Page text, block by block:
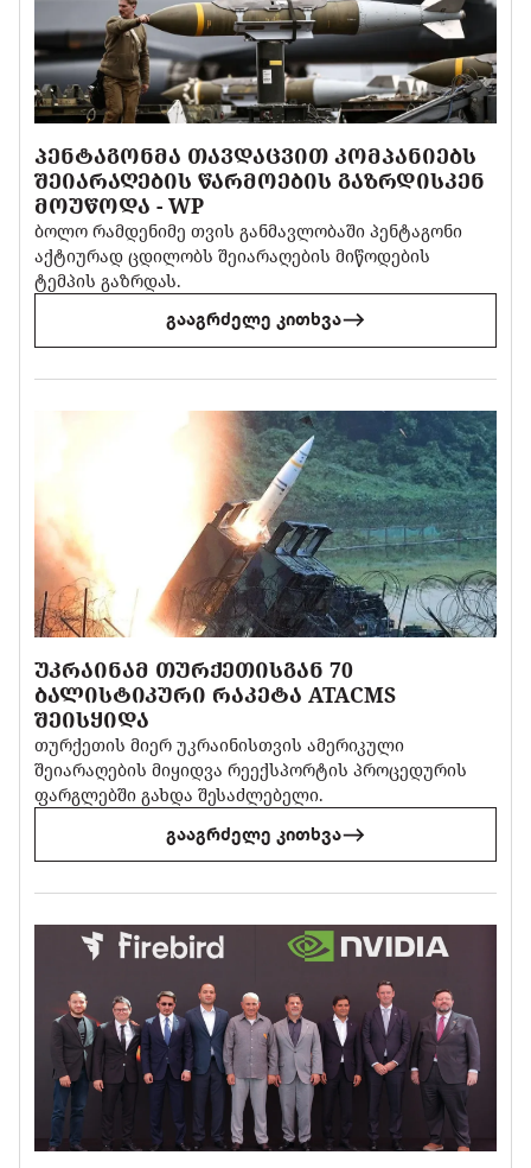
ᲞᲔᲜᲢᲐᲒᲝᲜᲛᲐ ᲗᲐᲕᲓᲐᲪᲕᲘᲗ ᲙᲝᲛᲞᲐᲜᲘᲔᲑᲡ
ᲨᲔᲘᲐᲠᲐᲦᲔᲑᲘᲡ ᲬᲐᲠᲛᲝᲔᲑᲘᲡ ᲒᲐᲖᲠᲓᲘᲡᲙᲔᲜ
ᲛᲝᲣᲬᲝᲓᲐ - WP
ბოლო რამდენიმე თვის განმავლობაში პენტაგონი
აქტიურად ცდილობს შეიარაღების მიწოდების
ტემპის გაზრდას.
გააგრძელე კითხვა
ᲣᲙᲠᲐᲘᲜᲐᲛ ᲗᲣᲠᲥᲔᲗᲘᲡᲒᲐᲜ 70
ᲑᲐᲚᲘᲡᲢᲘᲙᲣᲠᲘ ᲠᲐᲙᲔᲢᲐ ATACMS
ᲨᲔᲘᲡᲧᲘᲓᲐ
თურქეთის მიერ უკრაინისთვის ამერიკული
შეიარაღების მიყიდვა რეექსპორტის პროცედურის
ფარგლებში გახდა შესაძლებელი.
გააგრძელე კითხვა